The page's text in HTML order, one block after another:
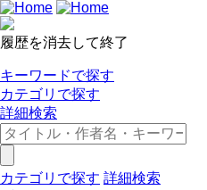
履歴を消去して終了
キーワードで探す
カテゴリで探す
詳細検索
カテゴリで探す 詳細検索